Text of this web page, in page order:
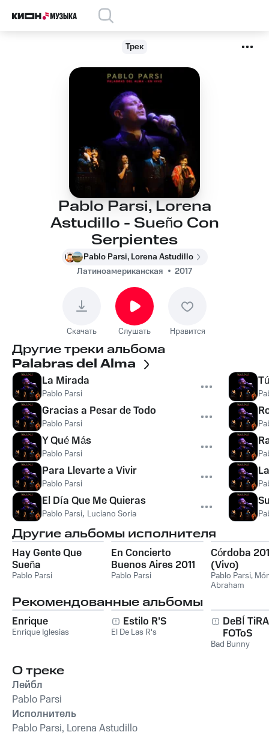
Трек
Pablo Parsi, Lorena
Astudillo - Sueño Con
Serpientes
Pablo Parsi, Lorena Astudillo
Латиноамериканская
2017
Скачать Слушать Нравится
Другие треки альбома
Palabras del Alma
La Mirada
Pablo Parsi
Gracias a Pesar de Todo
Pablo Parsi
Y Qué Más
Pablo Parsi
Para Llevarte a Vivir
Pablo Parsi
El Día Que Me Quieras
Pablo Parsi, Luciano Soria
Другие альбомы исполнителя
Hay Gente Que
Sueña
Pablo Parsi
En Concierto
Buenos Aires 2011
(Vivo)
Pablo Parsi
Córdoba
(Vivo)
Pablo Parsi,
Abraham
Рекомендованные альбомы
Enrique
Enrique Iglesias
Estilo R'S
El De Las R's
DeBÍ
FOToS
Bad Bunny
О треке
Лейбл
Pablo Parsi
Исполнитель
Pablo Parsi, Lorena Astudillo